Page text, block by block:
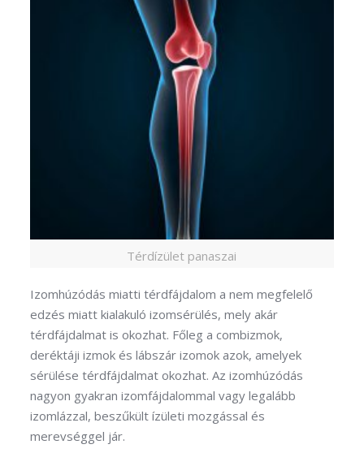
Térdízület panaszai
Izomhúzódás miatti térdfájdalom a nem megfelelő
edzés miatt kialakuló izomsérülés, mely akár
térdfájdalmat is okozhat. Főleg a combizmok,
deréktáji izmok és lábszár izomok azok, amelyek
sérülése térdfájdalmat okozhat. Az izomhúzódás
nagyon gyakran izomfájdalommal vagy legalább
izomlázzal, beszűkült ízületi mozgással és
merevséggel jár.